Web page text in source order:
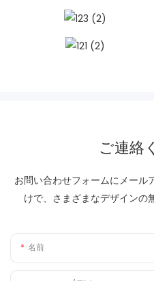
ご連絡
お問い合わせフォームにメール
けで、さまざまなデザインの
名前